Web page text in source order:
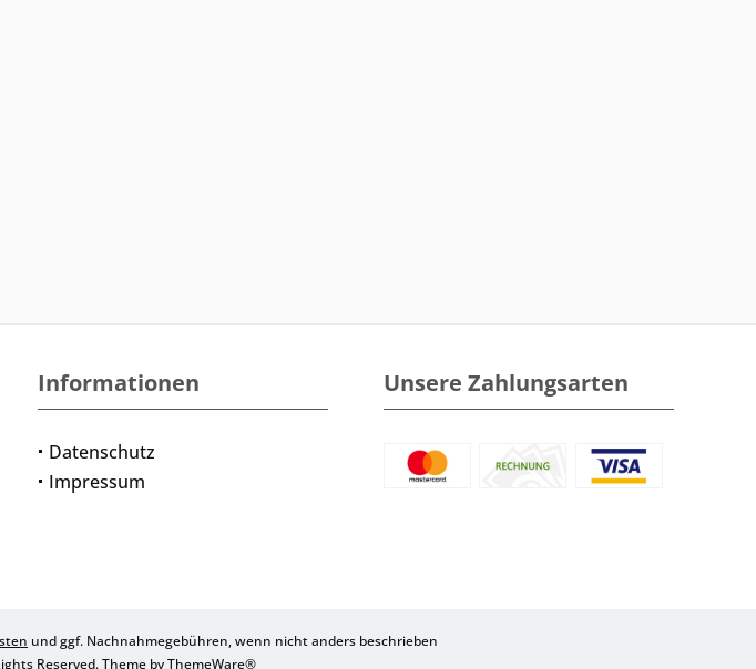
Informationen
Datenschutz
Impressum
Unsere Zahlungsarten
und ggf. Nachnahmegebühren, wenn nicht anders beschrieben
Reserved. Theme byThemeWare®